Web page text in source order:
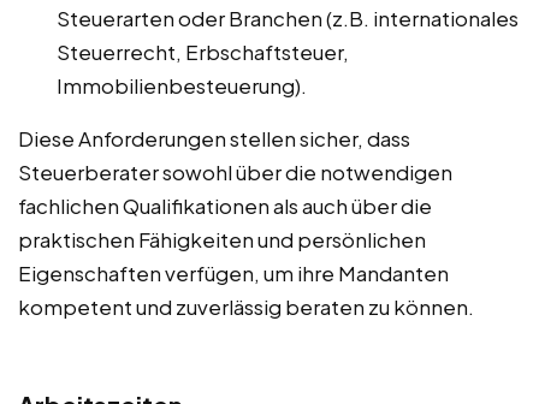
Steuerarten oder Branchen (z.B. internationales
Steuerrecht, Erbschaftsteuer,
Immobilienbesteuerung).
Diese Anforderungen stellen sicher, dass
Steuerberater sowohl über die notwendigen
fachlichen Qualifikationen als auch über die
praktischen Fähigkeiten und persönlichen
Eigenschaften verfügen, um ihre Mandanten
kompetent und zuverlässig beraten zu können.